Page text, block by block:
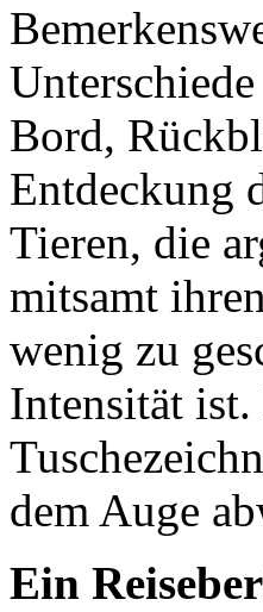
Bord,
Entdeckung
Tieren, die
mitsamt
wenig zu
Intensität
dem Auge
Ein